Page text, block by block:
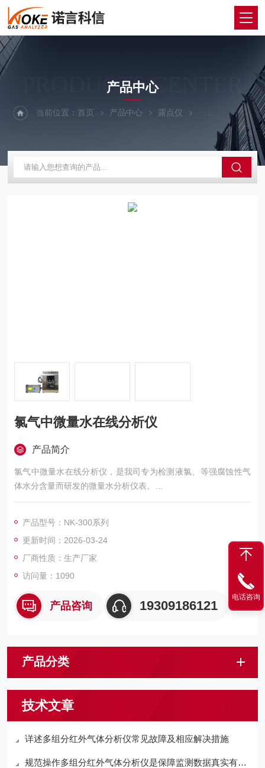
PRODUCTS CENTER
产品中心
当前位置：首页 产品中心 露点仪 电解法露点微量
氯气中微量水在线分析仪
产品简介
氯气中微量水在线分析仪，是我司专为检测液氯、等强腐蚀性气
体水分含量而研发的微量水分析仪表。
采用P2O5电解法，符合《GBT 5138-2021工业用液氯》《HGT3
量氯气、氟化氢、、溴化氢等各种腐蚀性气体（氨气等和磷酸起
反应的气体除外）中微量水分含量。
产品型号：NK-300系列
更新时间：2026-03-24
厂商性质：生产厂家
访问量：1090
产品咨询 19309186121
产品分类
技术文章
详述多组分红外气体分析仪常见故障及相应解决措施
规范操作多组分红外气体分析仪是保障监测数据真实有效的关键
电话咨询